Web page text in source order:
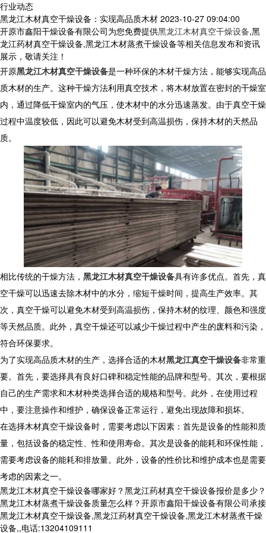
行业动态
黑龙江木材真空干燥设备：实现高品质木材 2023-10-27 09:04:00
开原市鑫阳干燥设备有限公司为您免费提供黑龙江木材真空干燥设备,黑
龙江药材真空干燥设备,黑龙江木材蒸煮干燥设备等相关信息发布和资讯
展示，敬请关注！
开原黑龙江木材真空干燥设备是一种环保的木材干燥方法，能够实现高品
质木材的生产。这种干燥方法利用真空技术，将木材放置在密封的干燥室
内，通过降低干燥室内的气压，使木材中的水分迅速蒸发。由于真空干燥
过程中温度较低，因此可以避免木材受到高温损伤，保持木材的天然品
质。
相比传统的干燥方法， 黑龙江木材真空干燥设备具有许多优点。首先，真
空干燥可以迅速去除木材中的水分，缩短干燥时间，提高生产效率。其
次，真空干燥可以避免木材受到高温损伤，保持木材的纹理、颜色和强度
等天然品质。此外，真空干燥还可以减少干燥过程中产生的废料和污染，
符合环保要求。
为了实现高品质木材的生产，选择合适的木材黑龙江真空干燥设备非常重
要。首先，要选择具有良好口碑和稳定性能的品牌和型号。其次，要根据
自己的生产需求和木材种类选择合适的规格和型号。此外，在使用过程
中，要注意操作和维护，确保设备正常运行，避免出现故障和损坏。
在选择木材真空干燥设备时，需要考虑以下因素：首先是设备的性能和质
量，包括设备的稳定性、性和使用寿命。其次是设备的能耗和环保性能，
需要考虑设备的能耗和排放量。此外，设备的性价比和维护成本也是需要
考虑的因素之一。
黑龙江木材真空干燥设备哪家好？黑龙江药材真空干燥设备报价是多少？
黑龙江木材蒸煮干燥设备质量怎么样？开原市鑫阳干燥设备有限公司承接
黑龙江木材真空干燥设备,黑龙江药材真空干燥设备,黑龙江木材蒸煮干燥
设备,,电话:13204109111